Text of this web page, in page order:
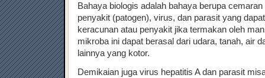
Bahaya biologis adalah bahaya berupa
penyakit (patogen), virus, dan parasit yang
keracunan atau penyakit jika termakan oleh
mikroba ini dapat berasal dari udara, tanah, air
lainnya yang kotor.
Demikaian juga virus hepatitis A dan parasit